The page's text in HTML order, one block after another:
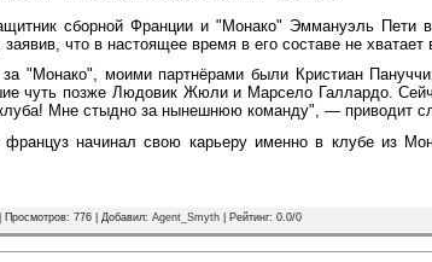
сборной Франции и "Монако" Эммануэль Пети
что в настоящее время в его составе не хватает
за "Монако", моими партнёрами были Кристиан
чуть позже Людовик Жюли и Марсело Галлардо.
Мне стыдно за нынешнюю команду", — приводит
начинал свою карьеру именно в клубе из
Просмотров: 776 | Добавил: Agent_Smyth Рейтинг: 0.0/0